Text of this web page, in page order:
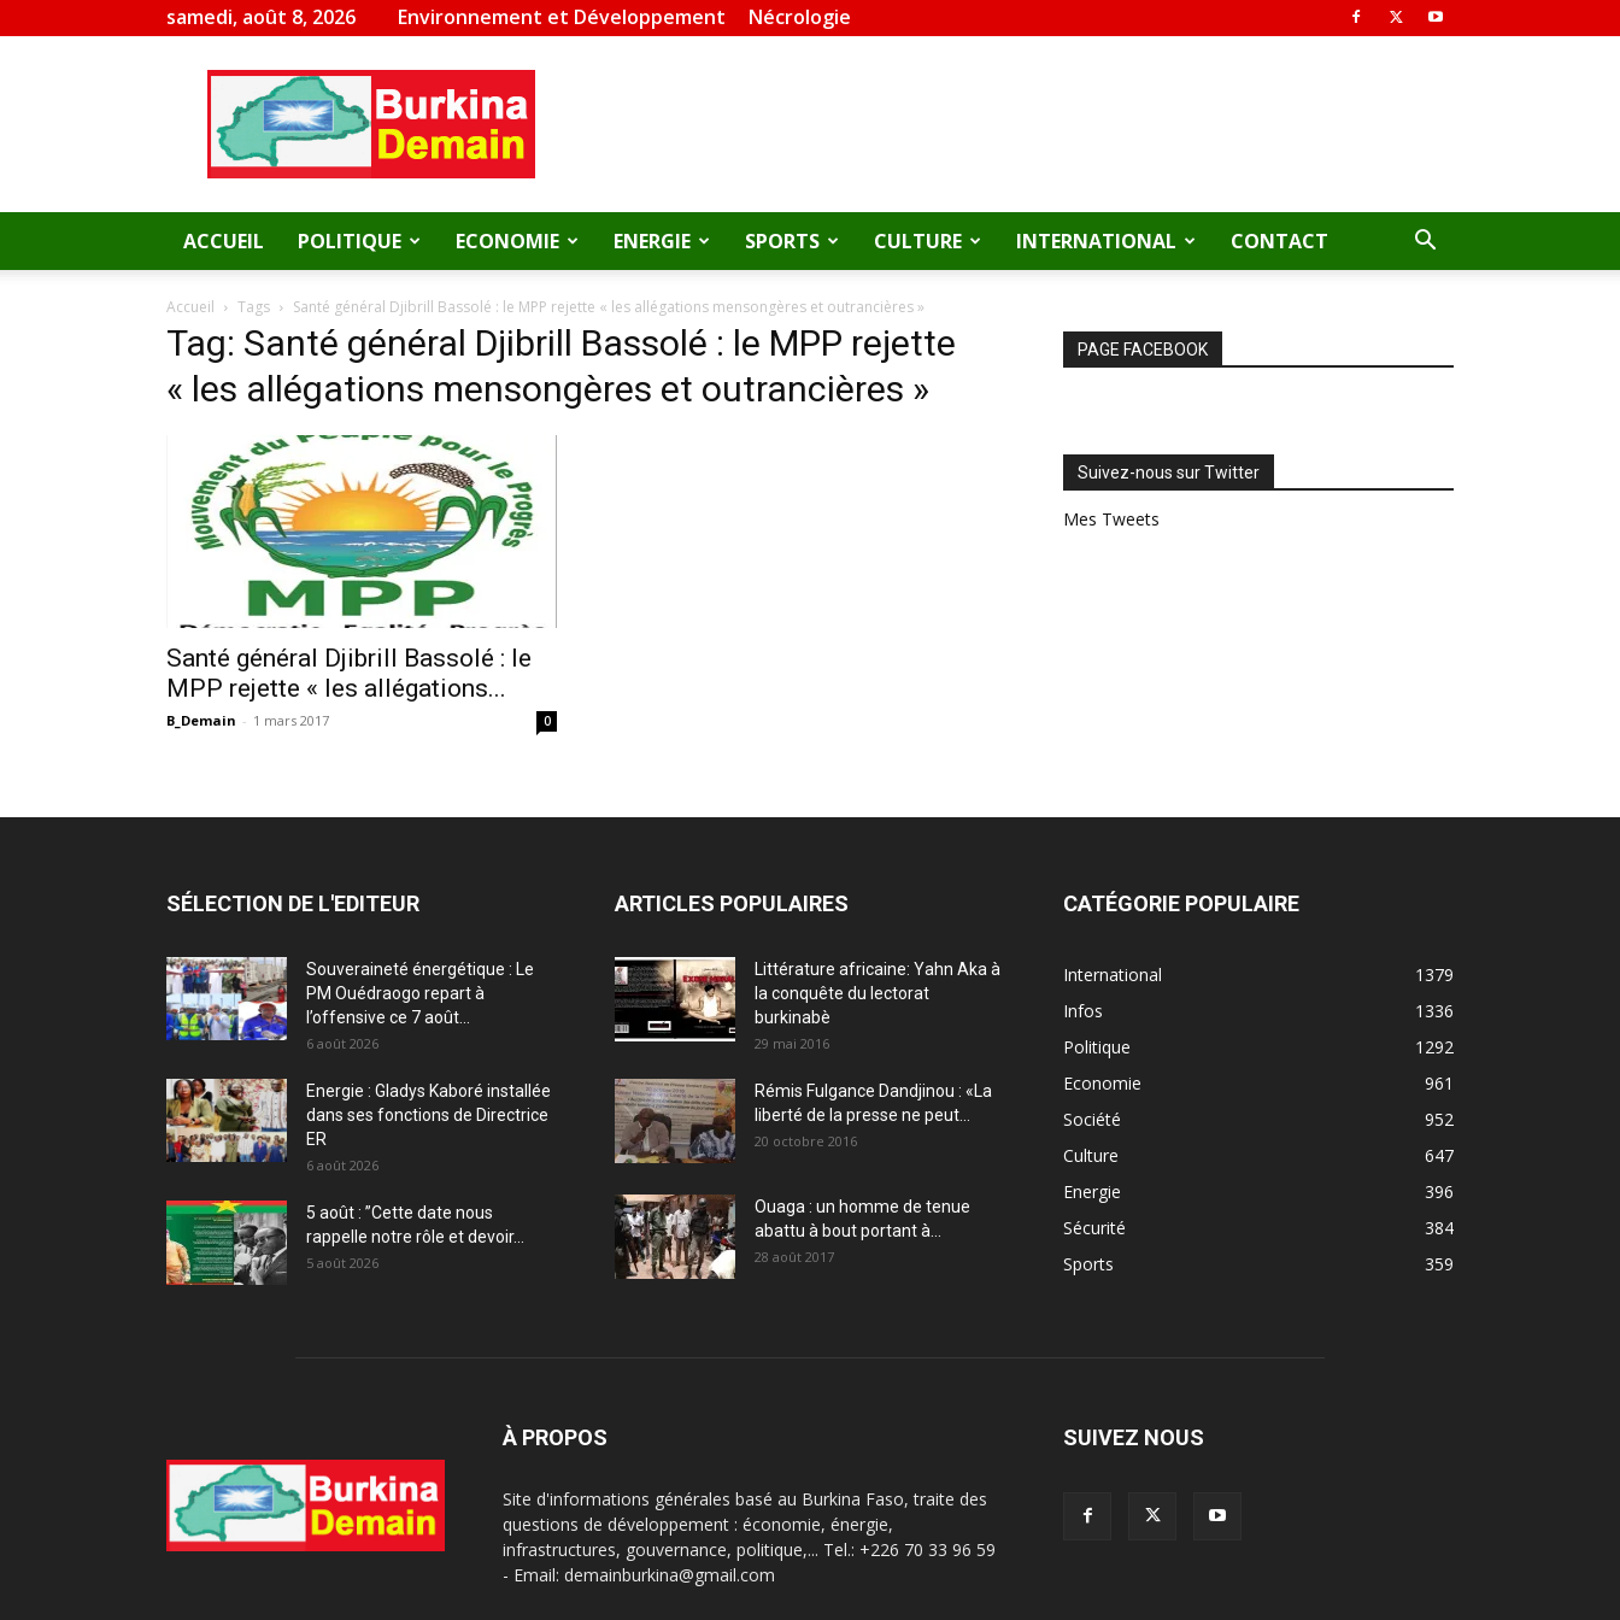
samedi, août 8, 2026 Environnement et Développement Nécrologie
Burkina
Demain
ACCUEIL POLITIQUE ECONOMIE ENERGIE SPORTS CULTURE INTERNATIONAL CONTACT
Accueil Tags Santé général Djibrill Bassolé : le MPP rejette « les allégations mensongères et outrancières »
Tag: Santé général Djibrill Bassolé : le MPP rejette
« les allégations mensongères et outrancières »
Santé général Djibrill Bassolé : le
MPP rejette « les allégations...
B_Demain - 1 mars 2017 0
PAGE FACEBOOK
Suivez-nous sur Twitter
Mes Tweets
SÉLECTION DE L'EDITEUR
Souveraineté énergétique : Le
PM Ouédraogo repart à
l’offensive ce 7 août...
6 août 2026
Energie : Gladys Kaboré installée
dans ses fonctions de Directrice
ER
6 août 2026
5 août : ”Cette date nous
rappelle notre rôle et devoir...
5 août 2026
ARTICLES POPULAIRES
Littérature africaine: Yahn Aka à
la conquête du lectorat
burkinabè
29 mai 2016
Rémis Fulgance Dandjinou : «La
liberté de la presse ne peut...
20 octobre 2016
Ouaga : un homme de tenue
abattu à bout portant à...
28 août 2017
CATÉGORIE POPULAIRE
International
1379
Infos
1336
Politique
1292
Economie
961
Société
952
Culture
647
Energie
396
Sécurité
384
Sports
359
À PROPOS
Site d'informations générales basé au Burkina Faso, traite des
questions de développement : économie, énergie,
infrastructures, gouvernance, politique,... Tel.: +226 70 33 96 59
- Email: demainburkina@gmail.com
SUIVEZ NOUS